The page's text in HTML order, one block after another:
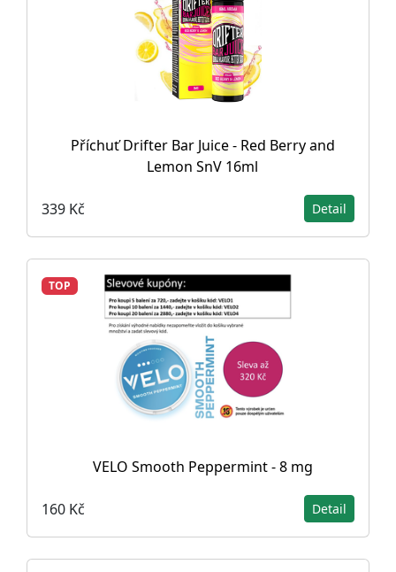
Příchuť Drifter Bar Juice - Red Berry and
Lemon SnV 16ml
339 Kč Detail
TOP
VELO Smooth Peppermint - 8 mg
160 Kč Detail